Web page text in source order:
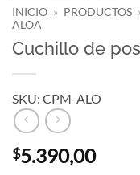
INICIO » PRODUCTOS
ALOA
Cuchillo de
SKU: CPM-ALO
$5.390,00